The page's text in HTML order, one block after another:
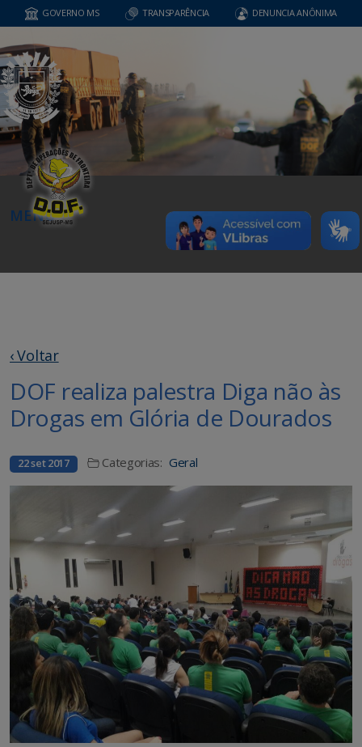
GOVERNO MS TRANSPARÊNCIA DENUNCIA ANÔNIMA
MENU
‹ Voltar
DOF realiza palestra Diga não às
Drogas em Glória de Dourados
22 set 2017 Categorias: Geral